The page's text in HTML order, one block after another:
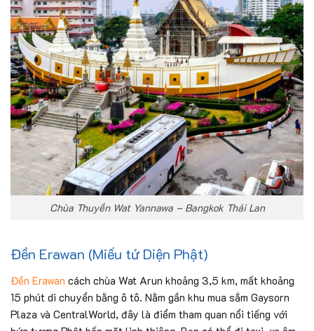
Chùa Thuyền Wat Yannawa – Bangkok Thái Lan
Đền Erawan (Miếu tứ Diện Phật)
Đền Erawan cách chùa Wat Arun khoảng 3,5 km, mất khoảng
15 phút di chuyển bằng ô tô. Nằm gần khu mua sắm Gaysorn
Plaza và CentralWorld, đây là điểm tham quan nổi tiếng với